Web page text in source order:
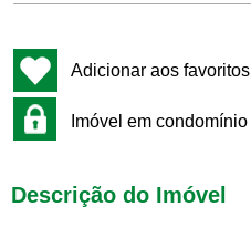
Adicionar aos favoritos
Imóvel em condomínio
Descrição do Imóvel